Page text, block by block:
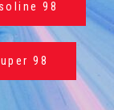
98
98